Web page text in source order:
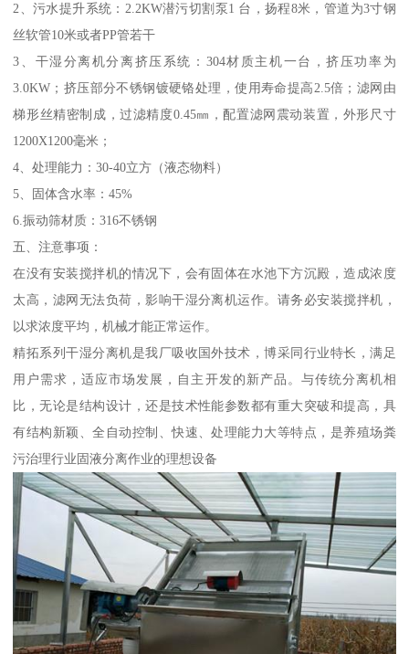
2、污水提升系统：2.2KW潜污切割泵1 台，扬程8米，管道为3寸钢
丝软管10米或者PP管若干
3、干湿分离机分离挤压系统：304材质主机一台，挤压功率为
3.0KW；挤压部分不锈钢镀硬铬处理，使用寿命提高2.5倍；滤网由
梯形丝精密制成，过滤精度0.45㎜，配置滤网震动装置，外形尺寸
1200X1200毫米；
4、处理能力：30-40立方（液态物料）
5、固体含水率：45%
6.振动筛材质：316不锈钢
五、注意事项：
在没有安装搅拌机的情况下，会有固体在水池下方沉殿，造成浓度
太高，滤网无法负荷，影响干湿分离机运作。请务必安装搅拌机，
以求浓度平均，机械才能正常运作。
精拓系列干湿分离机是我厂吸收国外技术，博采同行业特长，满足
用户需求，适应市场发展，自主开发的新产品。与传统分离机相
比，无论是结构设计，还是技术性能参数都有重大突破和提高，具
有结构新颖、全自动控制、快速、处理能力大等特点，是养殖场粪
污治理行业固液分离作业的理想设备